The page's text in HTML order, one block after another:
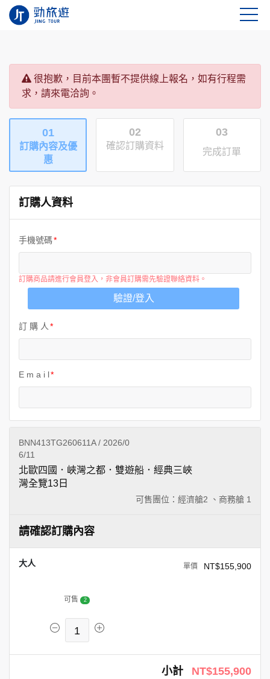
很抱歉，目前本團暫不提供線上報名，如有行程需
求，請來電洽詢。
01
訂購內容及優
惠
02
確認訂購資料
03
完成訂單
訂購人資料
手機號碼
訂購商品請進行會員登入，非會員訂購需先驗證聯絡資料。
驗證/登入
訂 購 人
E m a i l
BNN413TG260611A / 2026/0
6/11
可售團位：經濟艙2 、商務艙 1
北歐四國．峽灣之都．雙遊船．經典三峽
灣全覽13日
請確認訂購內容
大人 NT$155,900
可售 2
1
小計 NT$155,900